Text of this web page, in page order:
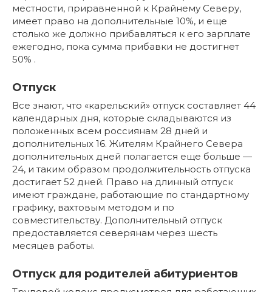
местности, приравненной к Крайнему Северу,
имеет право на дополнительные 10%, и еще
столько же должно прибавляться к его зарплате
ежегодно, пока сумма прибавки не достигнет
50% .
Отпуск
Все знают, что «карельский» отпуск составляет 44
календарных дня, которые складываются из
положенных всем россиянам 28 дней и
дополнительных 16. Жителям Крайнего Севера
дополнительных дней полагается еще больше —
24, и таким образом продолжительность отпуска
достигает 52 дней. Право на длинный отпуск
имеют граждане, работающие по стандартному
графику, вахтовым методом и по
совместительству. Дополнительный отпуск
предоставляется северянам через шесть
месяцев работы.
Отпуск для родителей абитуриентов